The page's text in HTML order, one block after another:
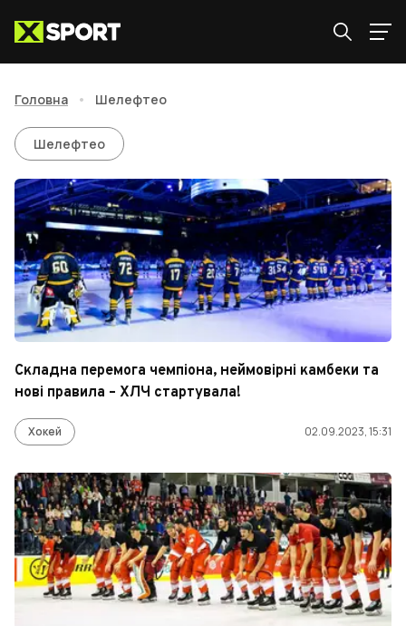
Головна • Шелефтео
Шелефтео
Шелефтео
Складна перемога чемпіона, неймовірні камбеки та
нові правила – ХЛЧ стартувала!
Хокей 02.09.2023, 15:31